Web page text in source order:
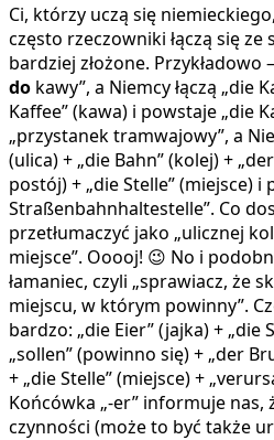
Ci, którzy uczą się
często rzeczowniki łączą się
bardziej złożone.
do kawy”, a Niemcy łączą „die
Kaffee” (kawa) i powstaje „die
„przystanek tramwajowy”, a
(ulica) + „die Bahn” (kolej) +
postój) + „die Stelle” (miejsce)
Straßenbahnhaltestelle”. Co
przetłumaczyć jako „ulicznej
miejsce”. Ooooj! 😉 No i
łamaniec, czyli „sprawiacz, że
miejscu, w którym powinny”.
bardzo: „die Eier” (jajka) + „die
„sollen” (powinno się) + „der
+ „die Stelle” (miejsce) +
Końcówka „-er” informuje nas,
czynności (może to być także